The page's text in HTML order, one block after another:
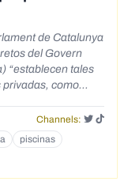
de Catalunya
del Govern
“establecen tales
privadas, como
Sito:
los que tengáis
sucede ahora?
a tener. ¿Sabéis
a bañarnos a
Channels:
piscinas